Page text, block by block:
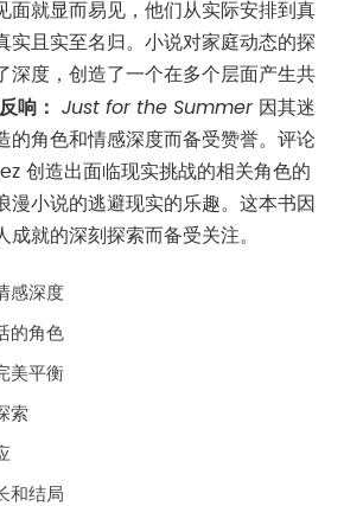
面就显而易见，他们从实际安排到真
实且实至名归。小说对家庭动态的探
深度，创造了一个在多个层面产生共
响： Just for the Summer因其迷
的角色和情感深度而备受赞誉。评论
创造出面临现实挑战的相关角色的
漫小说的逃避现实的乐趣。这本书因
成就的深刻探索而备受关注。
感深度
的角色
美平衡
索
和结局